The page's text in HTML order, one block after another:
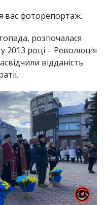
вас фоторепортаж.
розпочалася
2013 році – Революція
відданість